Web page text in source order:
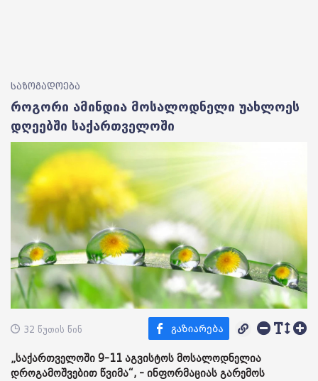
საზოგადოება
როგორი ამინდია მოსალოდნელი უახლოეს
დღეებში საქართველოში
32 წუთის წინ
„საქართველოში 9-11 აგვისტოს მოსალოდნელია
დროგამოშვებით წვიმა“, - ინფორმაციას გარემოს